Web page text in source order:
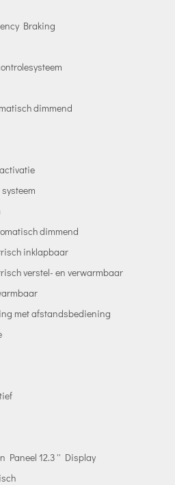
Braking
dimmend
dimmend
inklapbaar
verstel- en verwarmbaar
met afstandsbediening
Paneel 12.3 '' Display